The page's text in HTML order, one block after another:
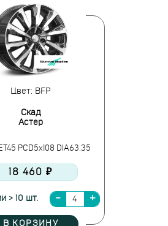
Цвет: BFP
Скад
Астер
PCD5x108 DIA63.35
18 460 ₽
> 10 шт.
В КОРЗИНУ